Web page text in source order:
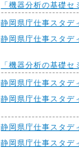
「機器分析の基礎セ
静岡県庁仕事スタデ
静岡県庁仕事スタデ
「機器分析の基礎セ
静岡県庁仕事スタデ
静岡県庁仕事スタデ
静岡県庁仕事スタデ
静岡県庁仕事スタデ